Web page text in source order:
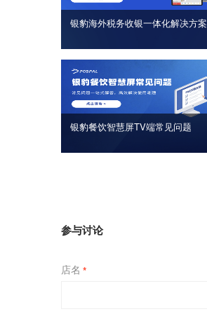
银豹海外税务收银一体化解决方案
银豹餐饮智慧屏TV端常见问题
参与讨论
店名 *